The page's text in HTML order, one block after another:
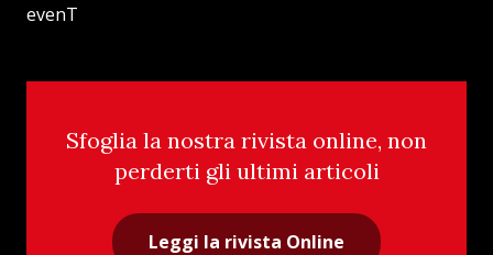
evenT
Sfoglia la nostra rivista online, non
perderti gli ultimi articoli
Leggi la rivista Online